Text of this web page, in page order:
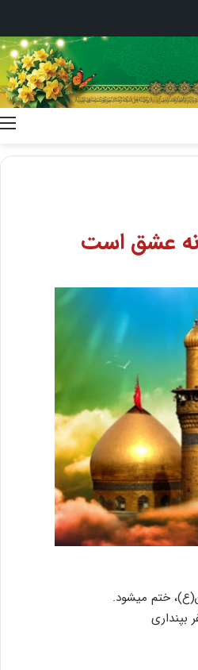
عشق است
ختم می‏شود.
بپنداری